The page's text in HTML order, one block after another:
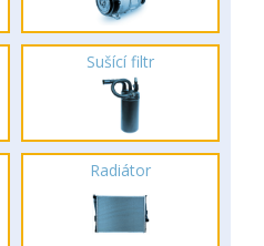
Sušící filtr
Radiátor